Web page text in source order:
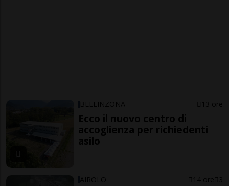
BELLINZONA 13 ore
Ecco il nuovo centro di
accoglienza per richiedenti
asilo
AIROLO 14 ore 3